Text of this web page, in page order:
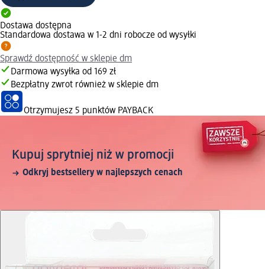
Dostawa dostępna
Standardowa dostawa w 1-2 dni robocze od wysyłki
Sprawdź dostępność w sklepie dm
Darmowa wysyłka od 169 zł
Bezpłatny zwrot również w sklepie dm
Otrzymujesz 5 punktów PAYBACK
Kupuj sprytniej niż w promocji
Odkryj bestsellery w najlepszych cenach